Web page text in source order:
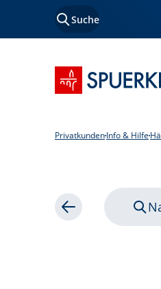
Suche
Startseite
PrivatkundenInfo & Hilfe
Zurück